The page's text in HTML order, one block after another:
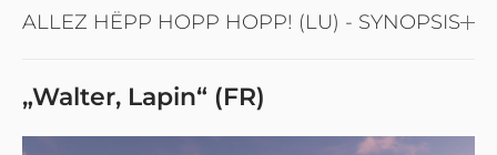
ALLEZ HËPP HOPP HOPP! (LU) - SYNOPSIS
„Walter, Lapin“ (FR)